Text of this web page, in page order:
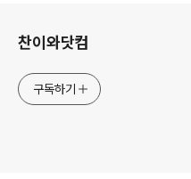
찬이와닷컴
구독하기